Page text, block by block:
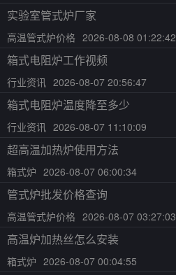
实验室管式炉厂家
高温管式炉价格 2026-08-08 01:22:42
箱式电阻炉工作视频
行业资讯 2026-08-07 20:56:47
箱式电阻炉温度降至多少
行业资讯 2026-08-07 11:10:09
超高温加热炉使用方法
箱式炉 2026-08-07 06:00:34
管式炉批发价格查询
高温管式炉价格 2026-08-07 03:27:03
高温炉加热丝怎么安装
箱式炉 2026-08-07 00:04:55